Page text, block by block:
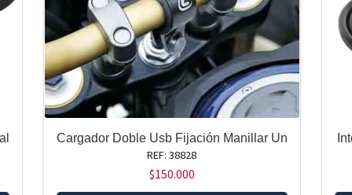
Cargador Doble Usb Fijación Manillar Un
REF: 38828
$150.000